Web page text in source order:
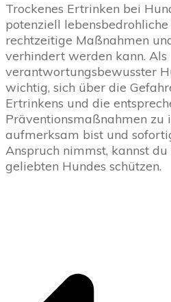
Trockenes Ertrinken bei
potenziell
rechtzeitige Maßnahmen
verhindert werden kann. Als
verantwortungsbewusster
wichtig, sich über die
Ertrinkens und die
Präventionsmaßnahmen zu
aufmerksam bist und
Anspruch nimmst, kannst du
geliebten Hundes schützen.